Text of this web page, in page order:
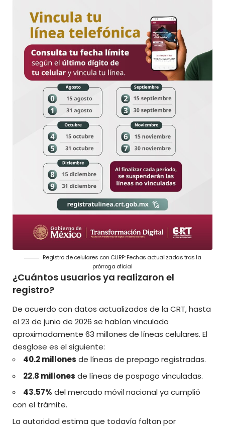
Registro de celulares con CURP: Fechas actualizadas tras la
prórroga oficial
¿Cuántos usuarios ya realizaron el
registro?
De acuerdo con datos actualizados de la CRT, hasta
el 23 de junio de 2026 se habían vinculado
aproximadamente 63 millones de líneas celulares. El
desglose es el siguiente:
40.2 millones de líneas de prepago registradas.
22.8 millones de líneas de pospago vinculadas.
43.57% del mercado móvil nacional ya cumplió
con el trámite.
La autoridad estima que todavía faltan por